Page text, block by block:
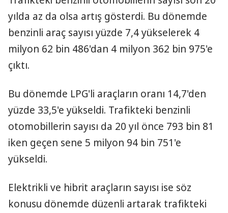
yılda az da olsa artış gösterdi. Bu dönemde
benzinli araç sayısı yüzde 7,4 yükselerek 4
milyon 62 bin 486'dan 4 milyon 362 bin 975'e
çıktı.
Bu dönemde LPG'li araçların oranı 14,7'den
yüzde 33,5'e yükseldi. Trafikteki benzinli
otomobillerin sayısı da 20 yıl önce 793 bin 81
iken geçen sene 5 milyon 94 bin 751'e
yükseldi.
Elektrikli ve hibrit araçların sayısı ise söz
konusu dönemde düzenli artarak trafikteki